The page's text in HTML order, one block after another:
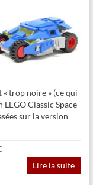
trop noire » (ce qui
Classic Space
sur la version
Lire la suite